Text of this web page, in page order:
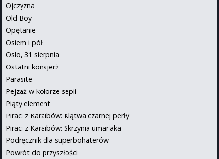
Ojczyzna
Old Boy
Opętanie
Osiem i pół
Oslo, 31 sierpnia
Ostatni konsjerż
Parasite
Pejzaż w kolorze sepii
Piąty element
Piraci z Karaibów: Klątwa czarnej perły
Piraci z Karaibów: Skrzynia umarlaka
Podręcznik dla superbohaterów
Powrót do przyszłości